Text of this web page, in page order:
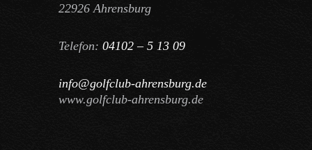
22926 Ahrensburg
Telefon: 04102 – 5 13 09
info@golfclub-ahrensburg.de
www.golfclub-ahrensburg.de